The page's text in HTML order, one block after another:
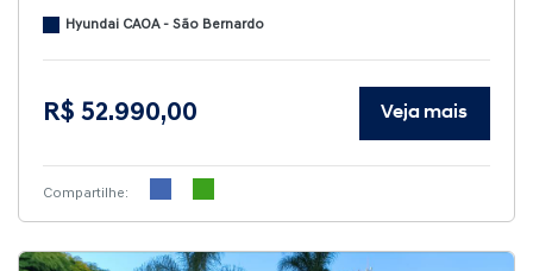
Hyundai CAOA - São Bernardo
R$ 52.990,00 Veja mais
Compartilhe: